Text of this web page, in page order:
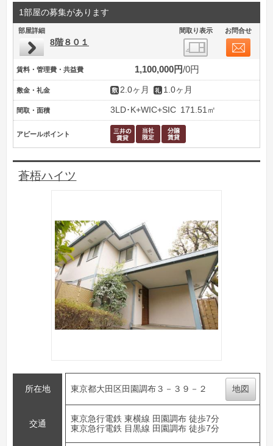
1部屋の募集があります
部屋詳細 間取り表示 お問合せ
8階８０１
賃料・管理費・共益費 1,100,000円 0円
敷金・礼金 2.0ヶ月 1.0ヶ月
間取・面積 3LD･K+WIC+SIC 171.51㎡
アピールポイント
蒼梧ハイツ
所在地 東京都大田区田園調布３－３９－２ 地図
交通
東京急行電鉄 東横線 田園調布 徒歩7分
東京急行電鉄 目黒線 田園調布 徒歩7分